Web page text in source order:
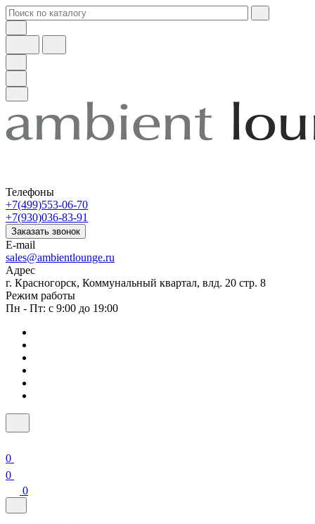
Телефоны
+7(499)553-06-70
+7(930)036-83-91
Заказать звонок
E-mail
sales@ambientlounge.ru
Адрес
г. Красногорск, Коммунальный квартал, влд. 20 стр. 8
Режим работы
Пн - Пт: с 9:00 до 19:00
0
0
0